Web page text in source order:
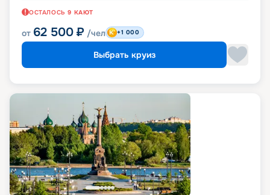
ОСТАЛОСЬ 9 КАЮТ
от 62 500 ₽ /чел +1 000
Выбрать круиз